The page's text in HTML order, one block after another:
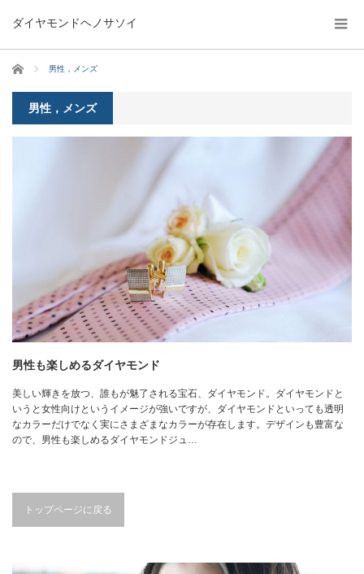
ダイヤモンドヘノサソイ
ホーム 男性，メンズ
男性，メンズ
男性も楽しめるダイヤモンド
美しい輝きを放つ、誰もが魅了される宝石、ダイヤモンド。ダイヤモンドと
いうと女性向けというイメージが強いですが、ダイヤモンドといっても透明
なカラーだけでなく実にさまざまなカラーが存在します。デザインも豊富な
ので、男性も楽しめるダイヤモンドジュ…
トップページに戻る